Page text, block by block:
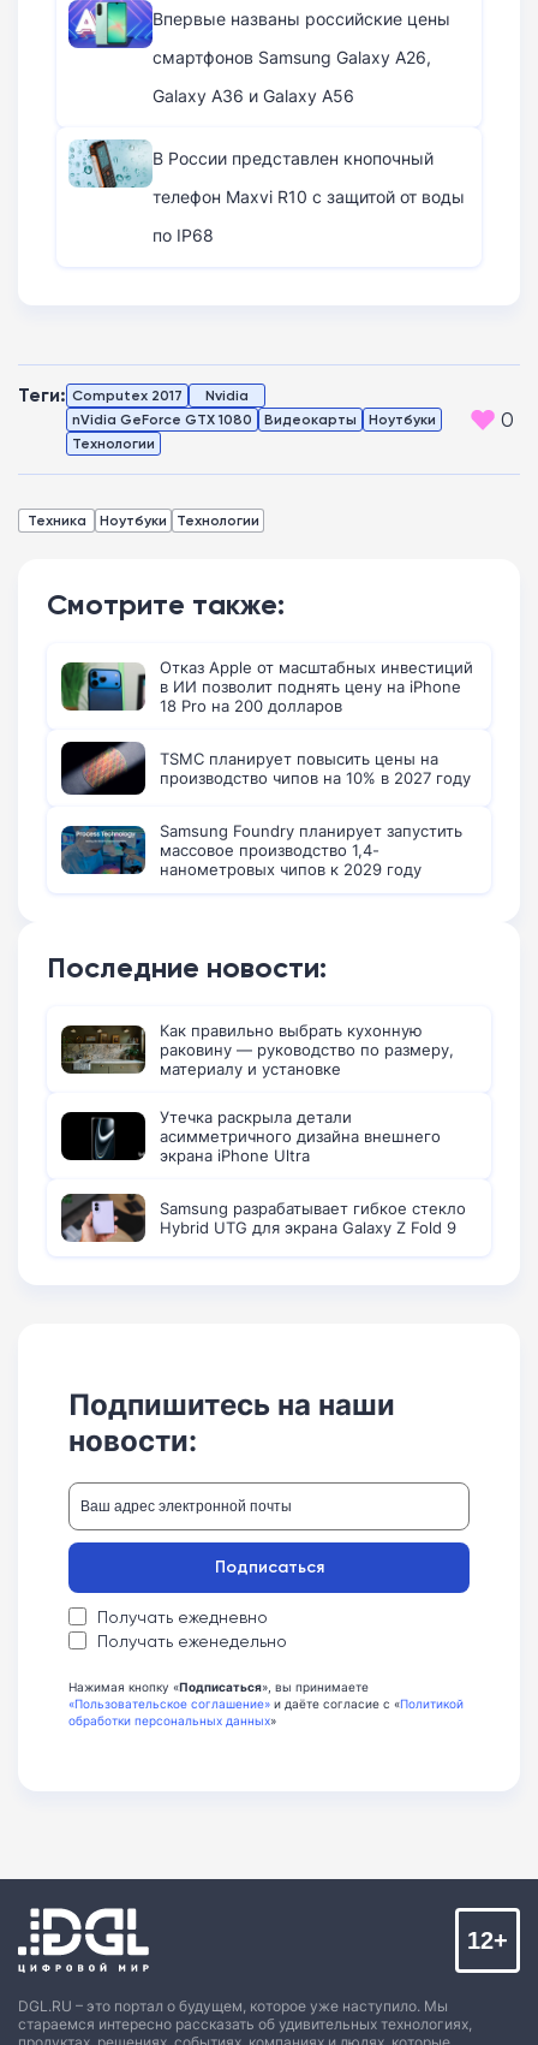
Впервые названы российские цены
смартфонов Samsung Galaxy A26,
Galaxy A36 и Galaxy A56
В России представлен кнопочный
телефон Maxvi R10 с защитой от воды
по IP68
Теги: Computex 2017
Nvidia
nVidia GeForce GTX 1080
Видеокарты
Ноутбуки
Технологии
0
Техника Ноутбуки Технологии
Смотрите также:
Отказ Apple от масштабных инвестиций
в ИИ позволит поднять цену на iPhone
18 Pro на 200 долларов
TSMC планирует повысить цены на
производство чипов на 10% в 2027 году
Samsung Foundry планирует запустить
массовое производство 1,4-
нанометровых чипов к 2029 году
Последние новости:
Как правильно выбрать кухонную
раковину — руководство по размеру,
материалу и установке
Утечка раскрыла детали
асимметричного дизайна внешнего
экрана iPhone Ultra
Samsung разрабатывает гибкое стекло
Hybrid UTG для экрана Galaxy Z Fold 9
Подпишитесь на наши
новости:
Получать ежедневно
Получать еженедельно
Подписаться
Нажимая кнопку «Подписаться», вы принимаете
«Пользовательское соглашение» и даёте согласие с «Политикой
обработки персональных данных»
DGL.RU – это портал о будущем, которое уже наступило. Мы
стараемся интересно рассказать об удивительных технологиях,
12+